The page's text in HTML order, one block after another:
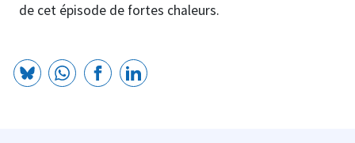
de cet épisode de fortes chaleurs.